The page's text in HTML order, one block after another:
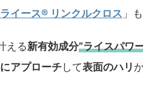
ライース® リンクルクロス 」
える新有効成分”ライスパワ
アプローチして表面のハリ